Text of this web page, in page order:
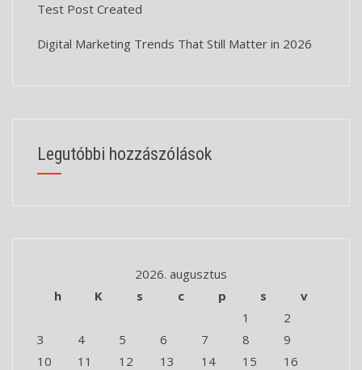
Test Post Created
Digital Marketing Trends That Still Matter in 2026
Legutóbbi hozzászólások
2026. augusztus
h
K s c p s
v
1
2
3
4 5 6 7 8
9
10
11 12 13 14 15
16